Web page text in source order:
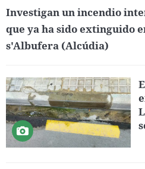
Investigan un incendio
que ya ha sido extinguido
s'Albufera (Alcúdia)